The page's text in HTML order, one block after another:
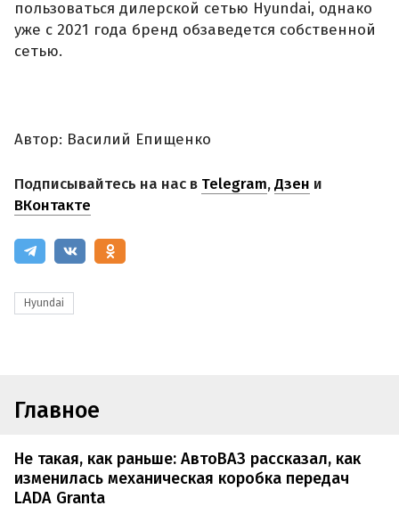
пользоваться дилерской сетью Hyundai, однако
уже с 2021 года бренд обзаведется собственной
сетью.
Автор: Василий Епищенко
Подписывайтесь на нас в Telegram,Дзен и
ВКонтакте
Hyundai
Главное
Не такая, как раньше: АвтоВАЗ рассказал, как
изменилась механическая коробка передач
LADA Granta